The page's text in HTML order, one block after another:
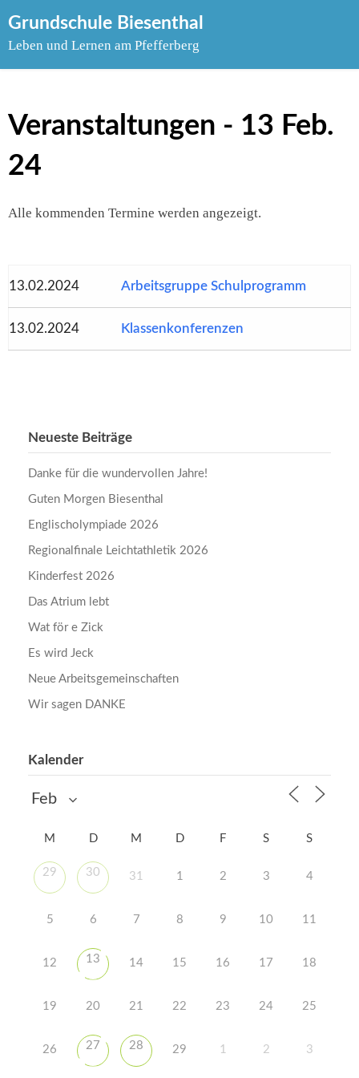
to
Grundschule Biesenthal
Leben und Lernen am Pfefferberg
Veranstaltungen - 13 Feb.
24
Alle kommenden Termine werden angezeigt.
13.02.2024 Arbeitsgruppe Schulprogramm
13.02.2024 Klassenkonferenzen
Neueste Beiträge
Danke für die wundervollen Jahre!
Guten Morgen Biesenthal
Englischolympiade 2026
Regionalfinale Leichtathletik 2026
Kinderfest 2026
Das Atrium lebt
Wat för e Zick
Es wird Jeck
Neue Arbeitsgemeinschaften
Wir sagen DANKE
Kalender
M D M D F S S
29 30 31 1 2 3 4
5 6 7 8 9 10 11
12 13 14 15 16 17 18
19 20 21 22 23 24 25
26 27 28 29 1 2 3